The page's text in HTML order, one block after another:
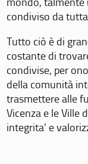
condiviso da
Tutto ciò è di
costante di
condivise, per
della comunità
trasmettere alle
Vicenza e le Ville
integrita’ e